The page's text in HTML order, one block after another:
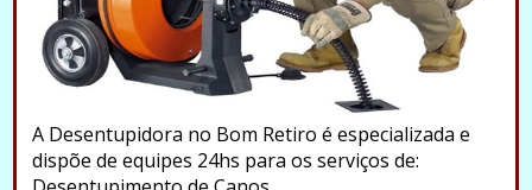
A Desentupidora no Bom Retiro é especializada e
dispõe de equipes 24hs para os serviços de: